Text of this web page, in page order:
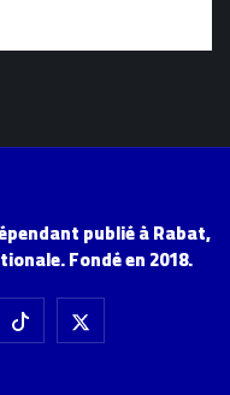
publié à Rabat,
Fondé en 2018.